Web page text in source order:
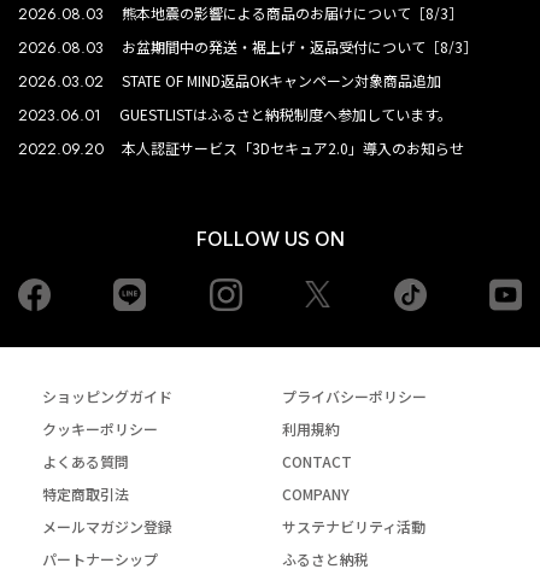
2026.08.03 熊本地震の影響による商品のお届けについて［8/3］
2026.08.03 お盆期間中の発送・裾上げ・返品受付について［8/3］
2026.03.02 STATE OF MIND返品OKキャンペーン対象商品追加
2023.06.01 GUESTLISTはふるさと納税制度へ参加しています。
2022.09.20 本人認証サービス「3Dセキュア2.0」導入のお知らせ
FOLLOW US ON
Facebook Instagram tiktok
ショッピングガイド
プライバシーポリシー
クッキーポリシー
利用規約
よくある質問
CONTACT
特定商取引法
COMPANY
メールマガジン登録
サステナビリティ活動
パートナーシップ
ふるさと納税